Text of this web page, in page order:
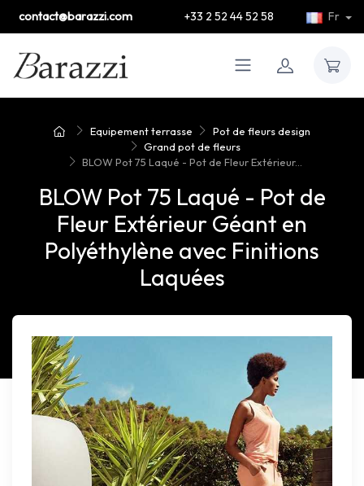
contact@barazzi.com +33 2 52 44 52 58 Fr
Equipement terrasse
Pot de fleurs design
Grand pot de fleurs
BLOW Pot 75 Laqué - Pot de Fleur Extérieur...
BLOW Pot 75 Laqué - Pot de
Fleur Extérieur Géant en
Polyéthylène avec Finitions
Laquées